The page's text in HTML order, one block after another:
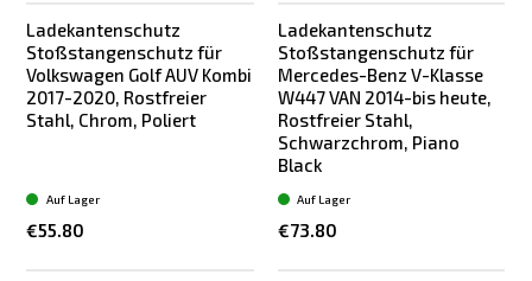
Bestseller
Ladekantenschutz
Stoßstangenschutz für
Volkswagen Golf AUV Kombi
2017-2020, Rostfreier
Stahl, Chrom, Poliert
€55.80
Auf Lager
Ladekantenschutz
Stoßstangenschutz für
Mercedes-Benz V-Klasse
W447 VAN 2014-bis heute,
Rostfreier Stahl,
Schwarzchrom, Piano
Black
€73.80
Auf Lager